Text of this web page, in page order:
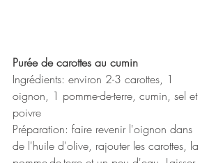
Purée de carottes au cumin
Ingrédients: environ 2-3 carottes, 1
oignon, 1 pomme-de-terre, cumin, sel et
poivre
Préparation: faire revenir l'oignon dans
de l'huile d'olive, rajouter les carottes, la